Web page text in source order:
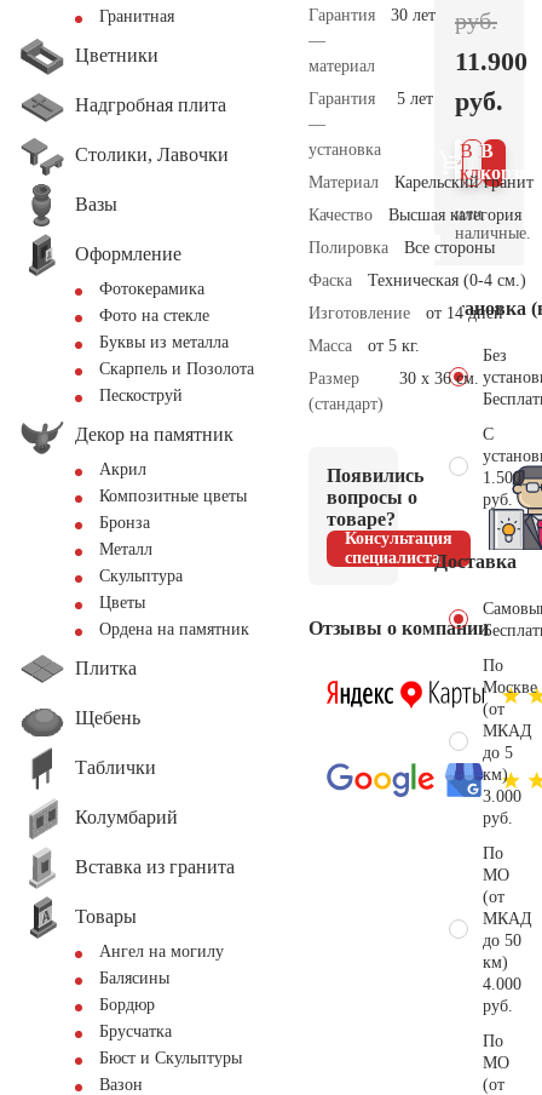
Гранитная
Цветники
Надгробная плита
Столики, Лавочки
Вазы
Оформление
Фотокерамика
Фото на стекле
Буквы из металла
Скарпель и Позолота
Пескоструй
Декор на памятник
Акрил
Композитные цветы
Бронза
Металл
Скульптура
Цветы
Ордена на памятник
Плитка
Щебень
Таблички
Колумбарий
Вставка из гранита
Товары
Ангел на могилу
Балясины
Бордюр
Брусчатка
Бюст и Скульптуры
Вазон
Гарантия
—
материал
30 лет
Гарантия
—
установка
5 лет
Материал
Карельский гранит
Качество
Высшая категория
Полировка
Все стороны
Фаска
Техническая (0-4 см.)
Изготовление
от 14 дней
Масса
от 5 кг.
Размер
(стандарт)
30 х 36 см.
Появились
вопросы о
товаре?
Консультация
специалиста
Отзывы о компании
руб.
11.900
руб.
В
В 1
клик
или
наличные.
Установка
Без
С
1.500
руб.
Доставка
По
Москве
(от
МКАД
до 5
км)
3.000
руб.
По
МО
(от
МКАД
до 50
км)
4.000
руб.
По
МО
(от